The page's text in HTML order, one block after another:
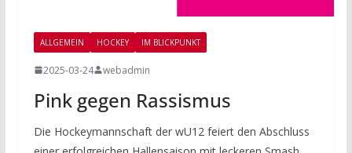
ALLGEMEIN HOCKEY IM BLICKPUNKT
2025-03-24 webadmin
Pink gegen Rassismus
Die Hockeymannschaft der wU12 feiert den Abschluss